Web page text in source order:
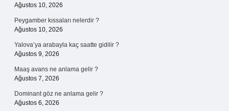
Ağustos 10, 2026
Peygamber kıssaları nelerdir ?
Ağustos 10, 2026
Yalova’ya arabayla kaç saatte gidilir ?
Ağustos 9, 2026
Maaş avans ne anlama gelir ?
Ağustos 7, 2026
Dominant göz ne anlama gelir ?
Ağustos 6, 2026